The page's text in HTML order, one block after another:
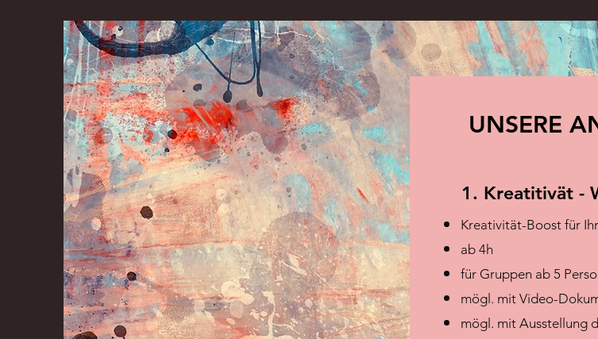
UNSERE
1. Kreatitivät -
Kreativität-Boost für
ab 4h
für Gruppen ab 5
mögl. mit Video-
mögl. mit Ausstellung